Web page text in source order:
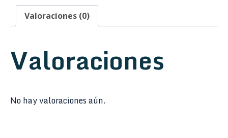
Poly
Púrpura
PRP
cantidad
Valoraciones (0)
Valoraciones
No hay valoraciones aún.